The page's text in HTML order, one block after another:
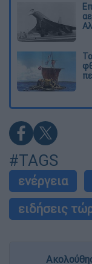
#TAGS
ενέργεια
ειδήσεις